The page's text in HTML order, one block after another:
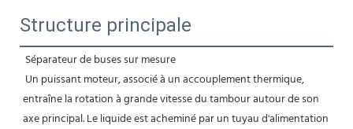
Structure principale
Séparateur de buses sur mesure
Un puissant moteur, associé à un accouplement thermique,
entraîne la rotation à grande vitesse du tambour autour de son
axe principal. Le liquide est acheminé par un tuyau d'alimentation